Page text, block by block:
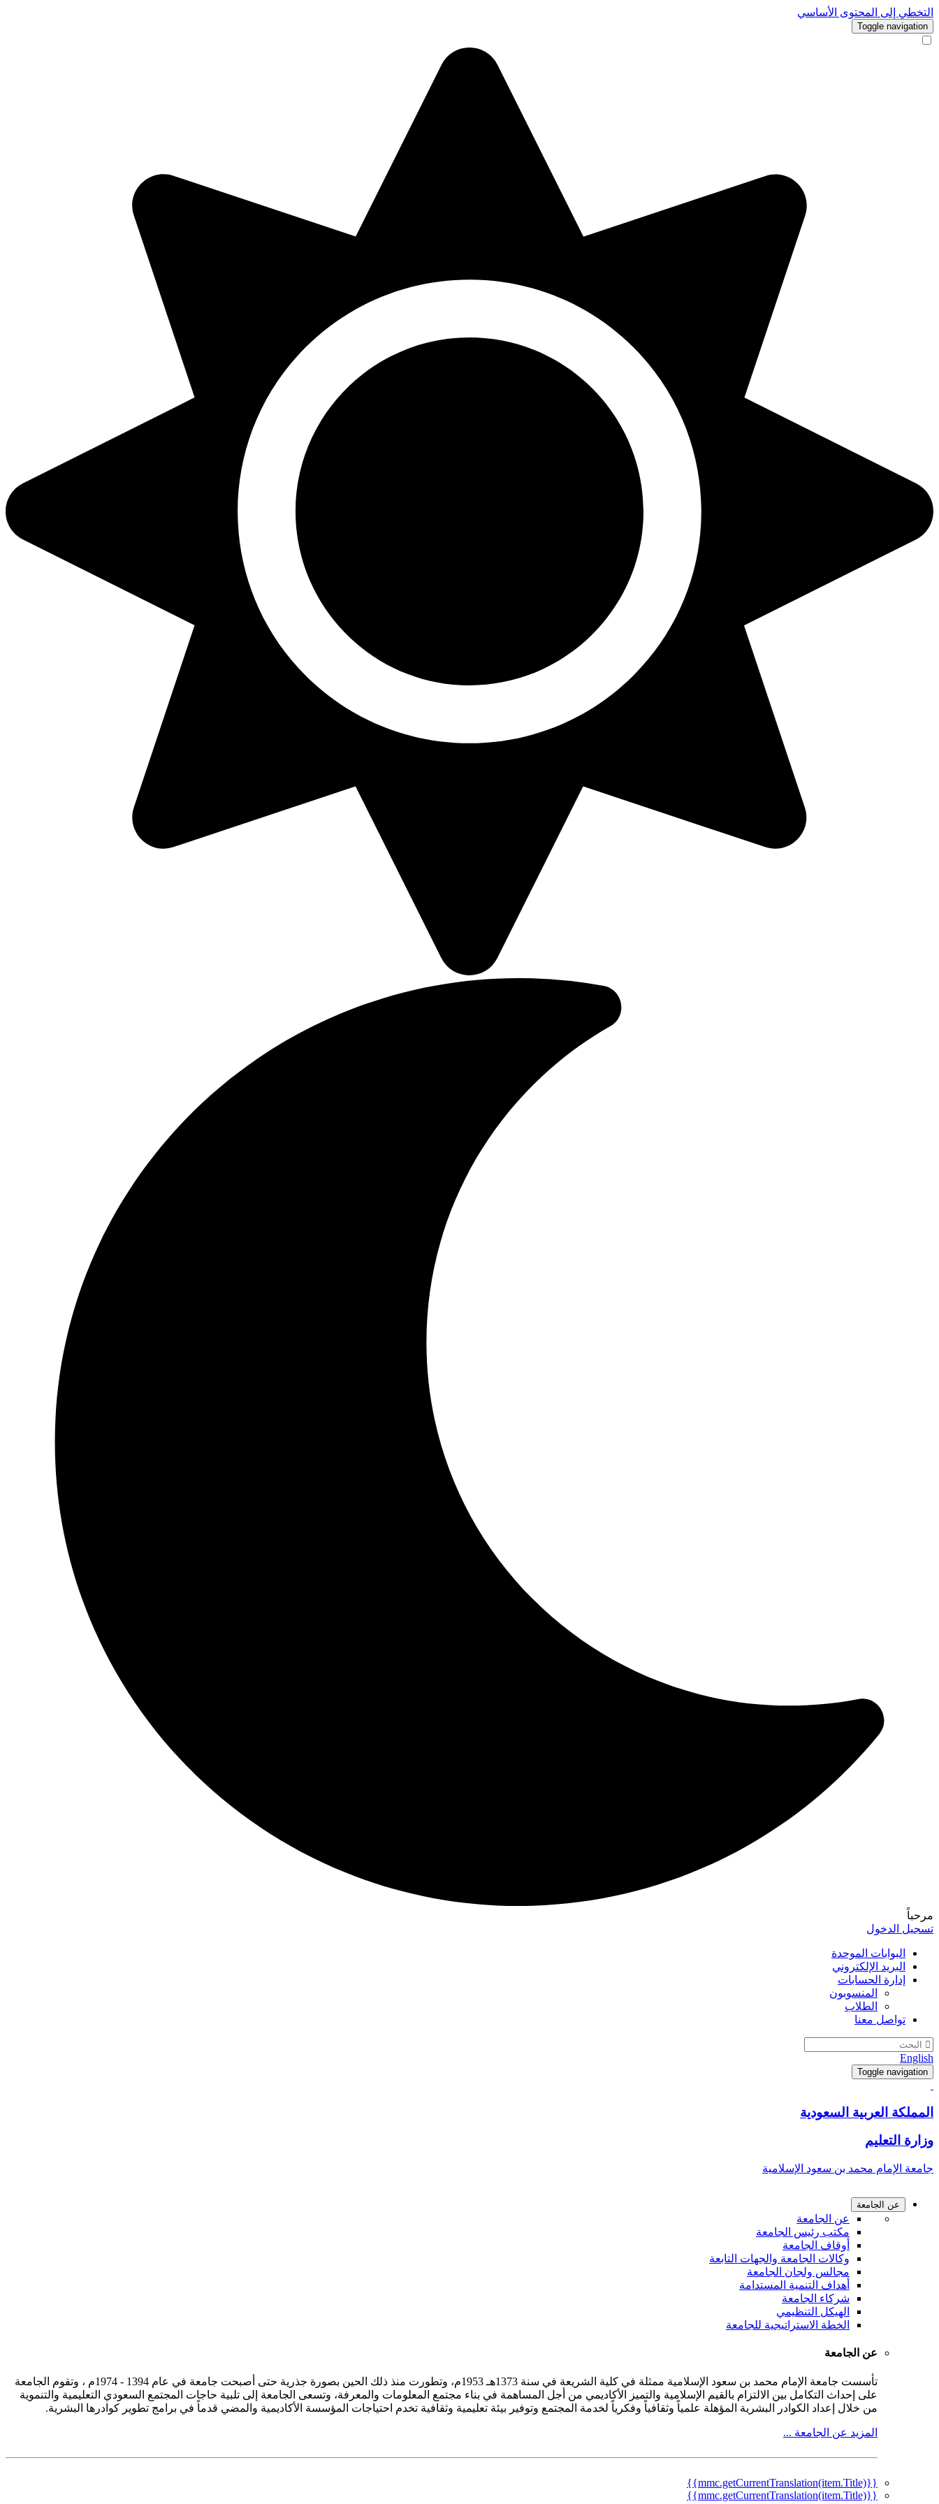
التخطي إلى المحتوى الأساسي
Toggle navigation
مرحباً
تسجيل الدخول
البوابات الموحدة
البريد الإلكتروني
إدارة الحسابات
المنسوبون
الطلاب
تواصل معنا
English
Toggle navigation
المملكة العربية السعودية
وزارة التعليم
جامعة الإمام محمد بن سعود الإسلامية
عن الجامعة
عن الجامعة
مكتب رئيس الجامعة
أوقاف الجامعة
وكالات الجامعة والجهات التابعة
مجالس ولجان الجامعة
أهداف التنمية المستدامة
شركاء الجامعة
الهيكل التنظيمي
الخطة الاستراتيجية للجامعة
عن الجامعة
تأسست جامعة الإمام محمد بن سعود الإسلامية ممثلة في كلية الشريعة في سنة 1373هـ 1953م، وتطورت منذ ذلك الحين بصورة جذرية حتى أصبحت جامعة في عام 1394 - 1974م ، وتقوم الجامعة
على إحداث التكامل بين الالتزام بالقيم الإسلامية والتميز الأكاديمي من أجل المساهمة في بناء مجتمع المعلومات والمعرفة، وتسعى الجامعة إلى تلبية حاجات المجتمع السعودي التعليمية والتنموية
من خلال إعداد الكوادر البشرية المؤهلة علمياً وثقافياً وفكرياً لخدمة المجتمع وتوفير بيئة تعليمية وثقافية تخدم احتياجات المؤسسة الأكاديمية والمضي قدماً في برامج تطوير كوادرها البشرية.
المزيد عن الجامعة ...
{{mmc.getCurrentTranslation(item.Title)}}
{{mmc.getCurrentTranslation(item.Title)}}